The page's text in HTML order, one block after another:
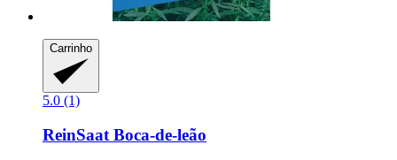
Carrinho
5.0 (1)
ReinSaat Boca-​de-​leão